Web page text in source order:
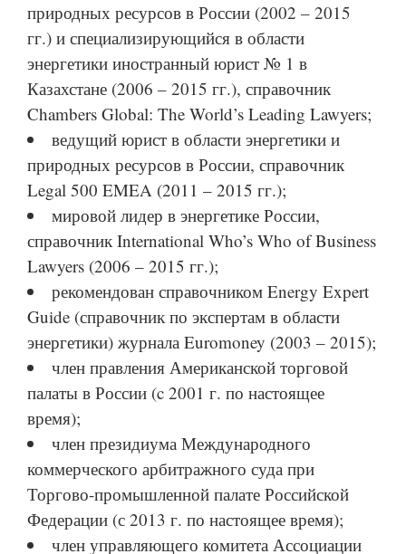
природных ресурсов в России (2002 – 2015
гг.) и специализирующийся в области
энергетики иностранный юрист № 1 в
Казахстане (2006 – 2015 гг.), справочник
Chambers Global: The World’s Leading Lawyers;
ведущий юрист в области энергетики и
природных ресурсов в России, справочник
Legal 500 EMEA (2011 – 2015 гг.);
мировой лидер в энергетике России,
справочник International Who’s Who of Business
Lawyers (2006 – 2015 гг.);
рекомендован справочником Energy Expert
Guide (справочник по экспертам в области
энергетики) журнала Euromoney (2003 – 2015);
член правления Американской торговой
палаты в России (c 2001 г. по настоящее
время);
член президиума Международного
коммерческого арбитражного суда при
Торгово-промышленной палате Российской
Федерации (с 2013 г. по настоящее время);
член управляющего комитета Ассоциации